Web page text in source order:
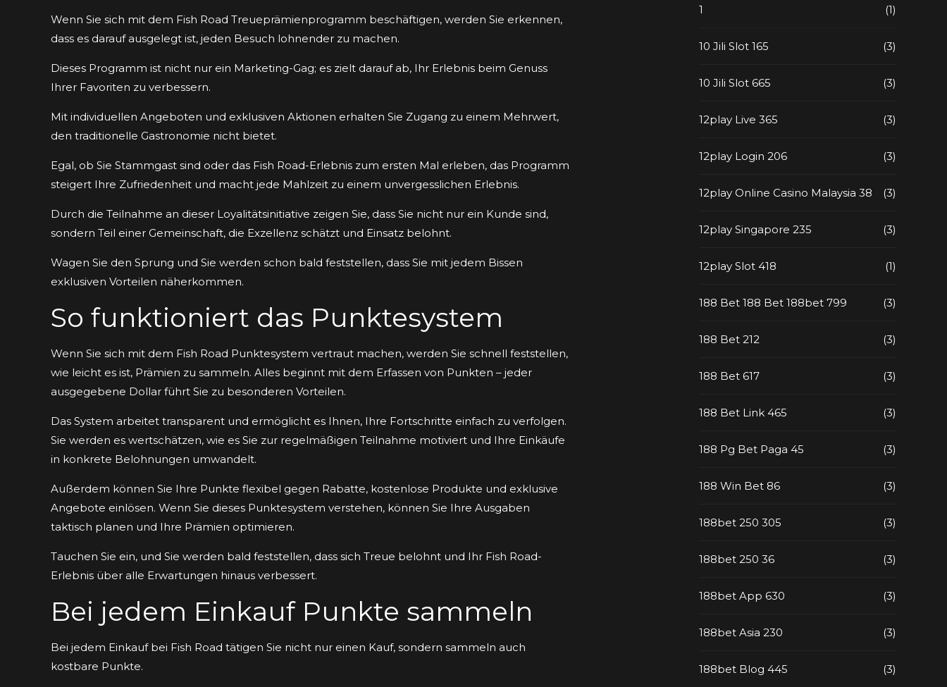
Wenn Sie sich mit dem Fish Road Treueprämienprogramm beschäftigen, werden Sie erkennen,
dass es darauf ausgelegt ist, jeden Besuch lohnender zu machen.
Dieses Programm ist nicht nur ein Marketing-Gag; es zielt darauf ab, Ihr Erlebnis beim Genuss
Ihrer Favoriten zu verbessern.
Mit individuellen Angeboten und exklusiven Aktionen erhalten Sie Zugang zu einem Mehrwert,
den traditionelle Gastronomie nicht bietet.
Egal, ob Sie Stammgast sind oder das Fish Road-Erlebnis zum ersten Mal erleben, das Programm
steigert Ihre Zufriedenheit und macht jede Mahlzeit zu einem unvergesslichen Erlebnis.
Durch die Teilnahme an dieser Loyalitätsinitiative zeigen Sie, dass Sie nicht nur ein Kunde sind,
sondern Teil einer Gemeinschaft, die Exzellenz schätzt und Einsatz belohnt.
Wagen Sie den Sprung und Sie werden schon bald feststellen, dass Sie mit jedem Bissen
exklusiven Vorteilen näherkommen.
So funktioniert das Punktesystem
Wenn Sie sich mit dem Fish Road Punktesystem vertraut machen, werden Sie schnell feststellen,
wie leicht es ist, Prämien zu sammeln. Alles beginnt mit dem Erfassen von Punkten – jeder
ausgegebene Dollar führt Sie zu besonderen Vorteilen.
Das System arbeitet transparent und ermöglicht es Ihnen, Ihre Fortschritte einfach zu verfolgen.
Sie werden es wertschätzen, wie es Sie zur regelmäßigen Teilnahme motiviert und Ihre Einkäufe
in konkrete Belohnungen umwandelt.
Außerdem können Sie Ihre Punkte flexibel gegen Rabatte, kostenlose Produkte und exklusive
Angebote einlösen. Wenn Sie dieses Punktesystem verstehen, können Sie Ihre Ausgaben
taktisch planen und Ihre Prämien optimieren.
Tauchen Sie ein, und Sie werden bald feststellen, dass sich Treue belohnt und Ihr Fish Road-
Erlebnis über alle Erwartungen hinaus verbessert.
Bei jedem Einkauf Punkte sammeln
Bei jedem Einkauf bei Fish Road tätigen Sie nicht nur einen Kauf, sondern sammeln auch
kostbare Punkte.
1 (1)
10 Jili Slot 165 (3)
10 Jili Slot 665 (3)
12play Live 365 (3)
12play Login 206 (3)
12play Online Casino Malaysia 38 (3)
12play Singapore 235 (3)
12play Slot 418 (1)
188 Bet 188 Bet 188bet 799 (3)
188 Bet 212 (3)
188 Bet 617 (3)
188 Bet Link 465 (3)
188 Pg Bet Paga 45 (3)
188 Win Bet 86 (3)
188bet 250 305 (3)
188bet 250 36 (3)
188bet App 630 (3)
188bet Asia 230 (3)
188bet Blog 445 (3)